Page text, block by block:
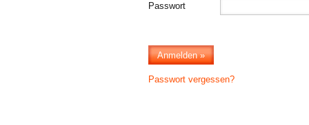
Passwort
Passwort vergessen?